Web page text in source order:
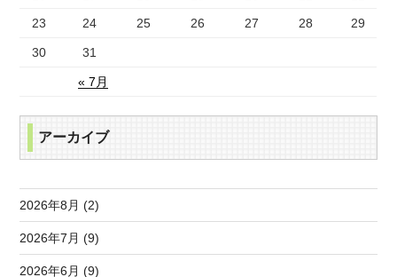
« 7月
23 24 25 26 27 28 29
30 31
アーカイブ
2026年8月 (2)
2026年7月 (9)
2026年6月 (9)